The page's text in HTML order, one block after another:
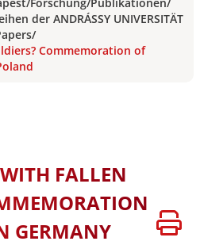
der ANDRÁSSY UNIVERSITÄT
/
Commemoration of
FALLEN
GERMANY